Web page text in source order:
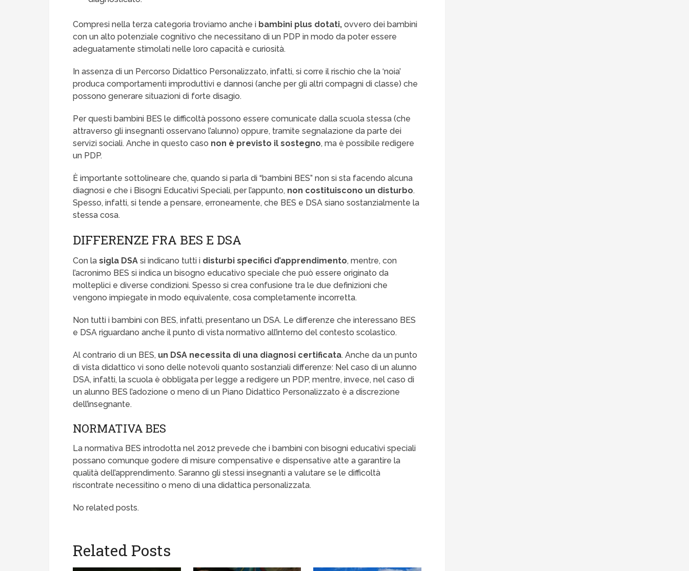
Compresi nella terza categoria troviamo anche i bambini plus dotati, ovvero dei bambini
con un alto potenziale cognitivo che necessitano di un PDP in modo da poter essere
adeguatamente stimolati nelle loro capacità e curiosità.
In assenza di un Percorso Didattico Personalizzato, infatti, si corre il rischio che la ‘noia’
produca comportamenti improduttivi e dannosi (anche per gli altri compagni di classe) che
possono generare situazioni di forte disagio.
Per questi bambini BES le difficoltà possono essere comunicate dalla scuola stessa (che
attraverso gli insegnanti osservano l’alunno) oppure, tramite segnalazione da parte dei
servizi sociali. Anche in questo caso non è previsto il sostegno, ma è possibile redigere
un PDP.
È importante sottolineare che, quando si parla di “bambini BES” non si sta facendo alcuna
diagnosi e che i Bisogni Educativi Speciali, per l’appunto, non costituiscono un disturbo.
Spesso, infatti, si tende a pensare, erroneamente, che BES e DSA siano sostanzialmente la
stessa cosa.
DIFFERENZE FRA BES E DSA
Con lasigla DSA si indicano tutti i disturbi specifici d’apprendimento, mentre, con
l’acronimo BES si indica un bisogno educativo speciale che può essere originato da
molteplici e diverse condizioni. Spesso si crea confusione tra le due definizioni che
vengono impiegate in modo equivalente, cosa completamente incorretta.
Non tutti i bambini con BES, infatti, presentano un DSA. Le differenze che interessano BES
e DSA riguardano anche il punto di vista normativo all’interno del contesto scolastico.
Al contrario di un BES, un DSA necessita di una diagnosi certificata. Anche da un punto
di vista didattico vi sono delle notevoli quanto sostanziali differenze: Nel caso di un alunno
DSA, infatti, la scuola è obbligata per legge a redigere un PDP, mentre, invece, nel caso di
un alunno BES l’adozione o meno di un Piano Didattico Personalizzato è a discrezione
dell’insegnante.
NORMATIVA BES
La normativa BES introdotta nel 2012 prevede che i bambini con bisogni educativi speciali
possano comunque godere di misure compensative e dispensative atte a garantire la
qualità dell’apprendimento. Saranno gli stessi insegnanti a valutare se le difficoltà
riscontrate necessitino o meno di una didattica personalizzata.
No related posts.
Related Posts